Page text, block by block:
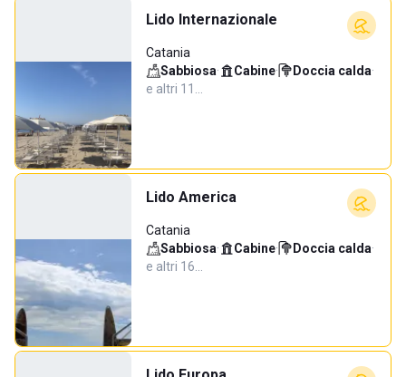
Lido Internazionale
Catania
Sabbiosa· Cabine· Doccia calda·
e altri 11…
Lido America
Catania
Sabbiosa· Cabine· Doccia calda·
e altri 16…